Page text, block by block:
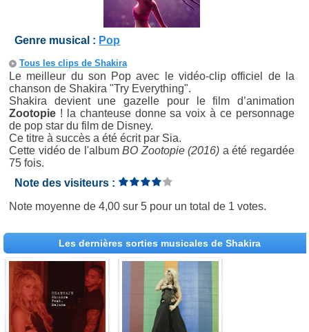
Genre musical : Pop
Tous les clips de Shakira
Le meilleur du son Pop avec le vidéo-clip officiel de la
chanson de Shakira "Try Everything".
Shakira devient une gazelle pour le film d’animation
Zootopie ! la chanteuse donne sa voix à ce personnage
de pop star du film de Disney.
Ce titre à succès a été écrit par Sia.
Cette vidéo de l'albumBO Zootopie (2016) a été regardée
75 fois.
Note des visiteurs :
Note moyenne de4,00 sur5 pour un total de 1 votes.
Les dernières sorties musicales de Shakira